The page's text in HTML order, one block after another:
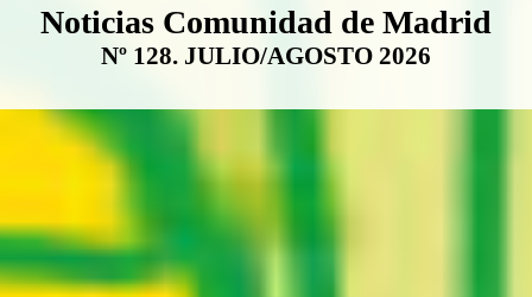
Boletín Noticias Comunidad de
Noticias Comunidad de Madrid
Nº 128. JULIO/AGOSTO 2026